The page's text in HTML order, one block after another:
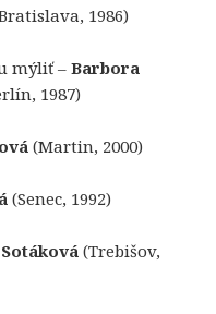
1986)
mýliť –Barbora
1987)
(Martin, 2000)
(Senec, 1992)
(Trebišov,